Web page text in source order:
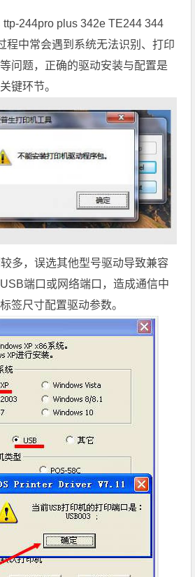
244pro plus 342e TE244 344
程中常会遇到系统无法识别、打印
问题，正确的驱动安装与配置是
键环节。
多，误选其他型号驱动导致兼容
端口或网络端口，造成通信中
签尺寸配置驱动参数。